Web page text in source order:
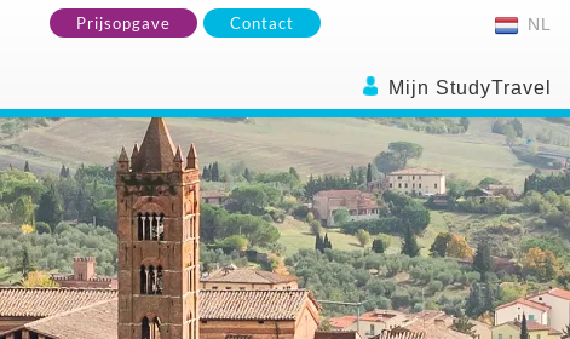
Prijsopgave Contact NL
Mijn StudyTravel